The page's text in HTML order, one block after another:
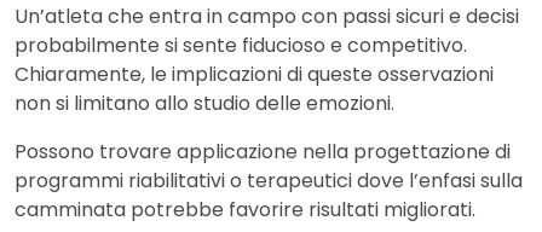
Un’atleta che entra in campo con passi sicuri e decisi
probabilmente si sente fiducioso e competitivo.
Chiaramente, le implicazioni di queste osservazioni
non si limitano allo studio delle emozioni.
Possono trovare applicazione nella progettazione di
programmi riabilitativi o terapeutici dove l’enfasi sulla
camminata potrebbe favorire risultati migliorati.